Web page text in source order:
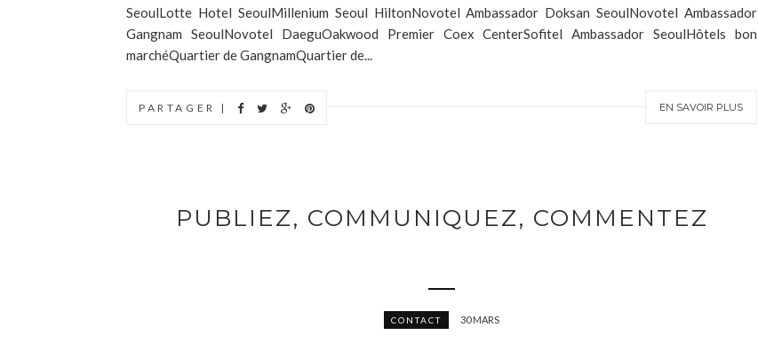
SeoulLotte Hotel SeoulMillenium Seoul HiltonNovotel Ambassador Doksan SeoulNovotel Ambassador
Gangnam SeoulNovotel DaeguOakwood Premier Coex CenterSofitel Ambassador SeoulHôtels bon
marchéQuartier de GangnamQuartier de...
EN SAVOIR PLUS
PARTAGER |
PUBLIEZ, COMMUNIQUEZ, COMMENTEZ
CONTACT 30 MARS